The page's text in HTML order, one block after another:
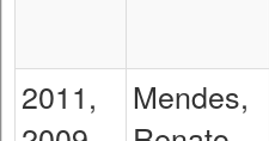
2011,
Mendes,